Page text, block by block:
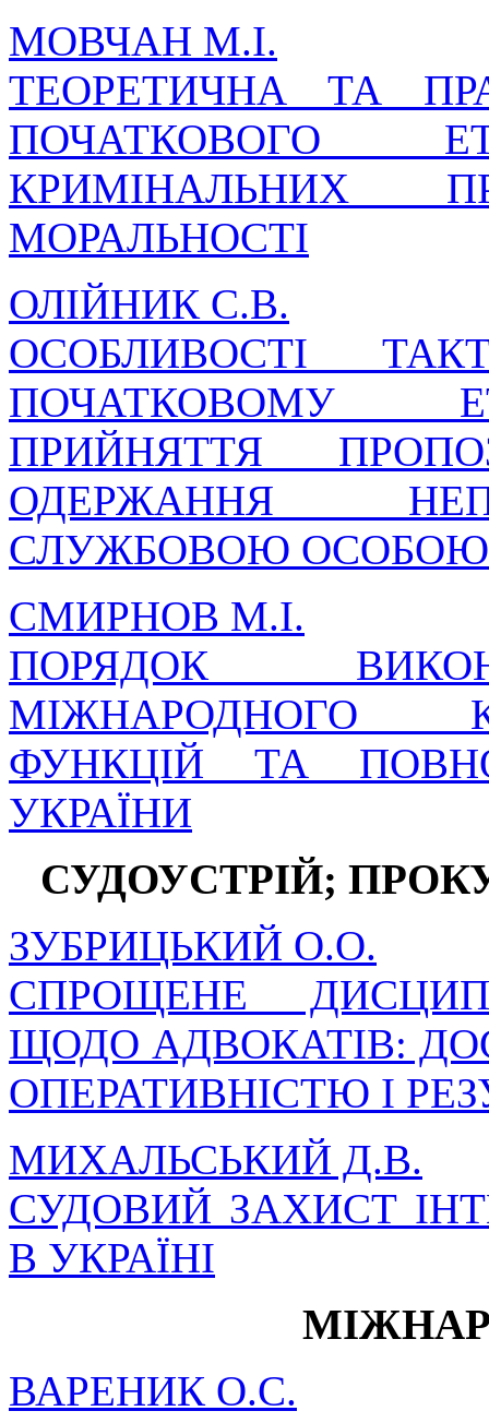
МОВЧАН М.І.
ТЕОРЕТИЧНА ТА
ПОЧАТКОВОГО
КРИМІНАЛЬНИХ
МОРАЛЬНОСТІ
ОЛІЙНИК С.В.
ОСОБЛИВОСТІ
ПОЧАТКОВОМУ
ПРИЙНЯТТЯ
ОДЕРЖАННЯ
СЛУЖБОВОЮ ОСОБОЮ
СМИРНОВ М.І.
ПОРЯДОК
МІЖНАРОДНОГО
ФУНКЦІЙ ТА
УКРАЇНИ
СУДОУСТРІЙ;
ЗУБРИЦЬКИЙ О.О.
СПРОЩЕНЕ
ЩОДО АДВОКАТІВ:
ОПЕРАТИВНІСТЮ І
МИХАЛЬСЬКИЙ Д.В.
СУДОВИЙ ЗАХИСТ
В УКРАЇНІ
ВАРЕНИК О.С.